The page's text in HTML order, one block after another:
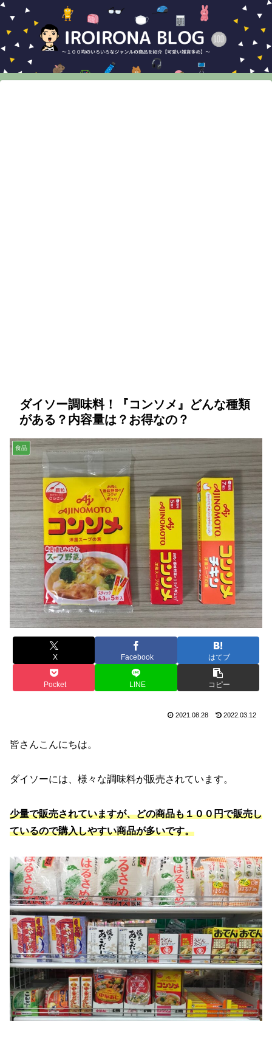
ダイソー調味料！『コンソメ』どんな種類
がある？内容量は？お得なの？
食品
X Facebook はてブ
Pocket LINE コピー
2021.08.28 2022.03.12
皆さんこんにちは。
ダイソーには、様々な調味料が販売されています。
少量で販売されていますが、どの商品も１００円で販売し
ているので購入しやすい商品が多いです。